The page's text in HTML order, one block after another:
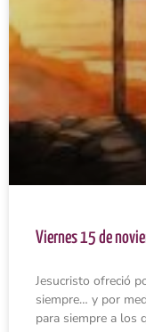
Viernes 15 de
Jesucristo ofreció
siempre… y por
para siempre a los